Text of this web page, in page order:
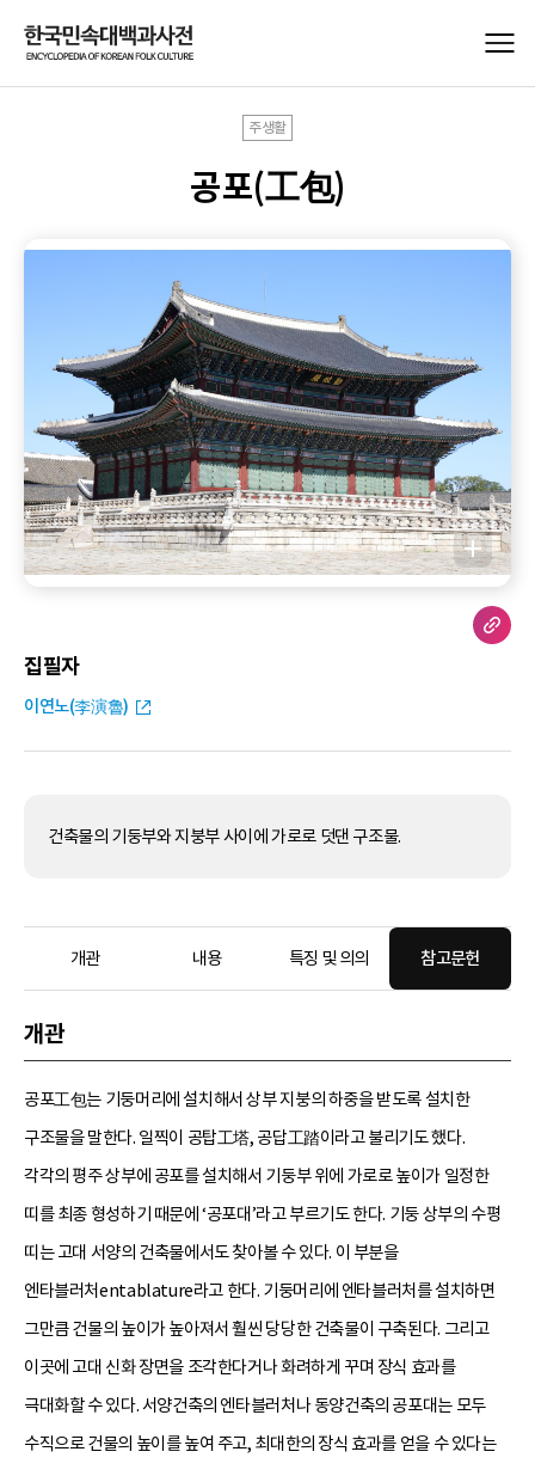
주생활
공포(工包)
집필자
이연노(李演魯)
건축물의 기둥부와 지붕부 사이에 가로로 덧댄 구조물.
개관 내용 특징 및 의의 참고문헌
개관
공포工包는 기둥머리에 설치해서 상부 지붕의 하중을 받도록 설치한
구조물을 말한다. 일찍이 공탑工塔, 공답工踏이라고 불리기도 했다.
각각의 평주 상부에 공포를 설치해서 기둥부 위에 가로로 높이가 일정한
띠를 최종 형성하기 때문에 ‘공포대’라고 부르기도 한다. 기둥 상부의 수평
띠는 고대 서양의 건축물에서도 찾아볼 수 있다. 이 부분을
엔타블러처entablature라고 한다. 기둥머리에 엔타블러처를 설치하면
그만큼 건물의 높이가 높아져서 훨씬 당당한 건축물이 구축된다. 그리고
이곳에 고대 신화 장면을 조각한다거나 화려하게 꾸며 장식 효과를
극대화할 수 있다. 서양건축의 엔타블러처나 동양건축의 공포대는 모두
수직으로 건물의 높이를 높여 주고, 최대한의 장식 효과를 얻을 수 있다는